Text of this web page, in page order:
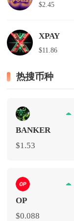
$2.45
XPAY
$11.86
热搜币种
BANKER
$1.53
OP
$0.088